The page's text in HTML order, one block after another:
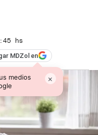
hs
MDZol en
medios
×